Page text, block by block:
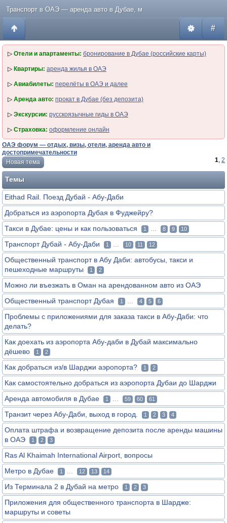
Транспорт в ОАЭ — аренда авто в Дубае, м
#
▷ Отели и апартаменты: бронирование в Дубае (российские карты)
▷ Квартиры: аренда жилья в ОАЭ
▷ Авиабилеты: перелёты в ОАЭ и далее
▷ Аренда авто: прокат в Дубае (без депозита)
▷ Экскурсии: русскоязычные гиды в ОАЭ
▷ Страховка: оформление онлайн
ОАЭ форум — отдых, визы, отели, аренда авто и
достопримечательности
Новая тема
1, 2
Темы
Eithad Rail. Поезд Дубай - Абу-Даби
Добраться из аэропорта Дубая в Фуджейру?
Такси в Дубае: цены и как пользоваться
1 8 9 10
Транспорт Дубай - Абу-Даби 1 10 11 12
Общественный транспорт в Абу Даби: автобусы, такси и
пешеходные маршруты
1 2
Можно ли въезжать в Оман на арендованном авто из ОАЭ
Общественный транспорт Дубая
1 4 5 6
Проблемы с приложениями для заказа такси в Абу-Даби: что
делать?
Как доехать из аэропорта Абу-даби в Дубай максимально
дёшево
1 2
Как добраться из/в Шарджи аэропорта? 1 2
Как самостоятельно добраться из аэропорта Дубаи до Шарджи
Аренда автомобиля в Дубае
1 59 60 61
Транзит через Абу-Даби, выход в город. 1 2 3 4
Оплата штрафа и возвращение депозита после аренды машины
в ОАЭ
1 2 3
Ras Al Khaimah International Airport, вопросы
Метро в Дубае
1 12 13 14
Из Терминала 2 в Дубай на метро 1 2 3
Приложения для общественного транспорта в Шардже:
маршруты и советы